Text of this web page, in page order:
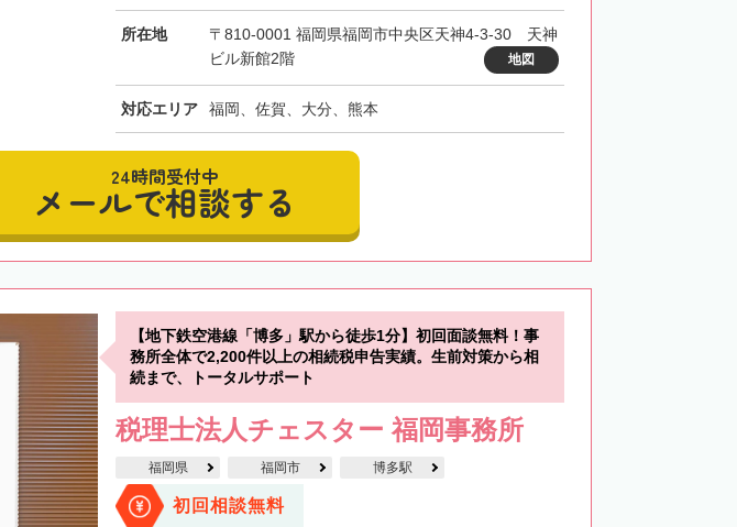
所在地
〒810-0001 福岡県福岡市中央区天神4-3-30 天神
ビル新館2階
地図
対応エリア 福岡、佐賀、大分、熊本
24時間受付中
メールで相談する
【地下鉄空港線「博多」駅から徒歩1分】初回面談無料！事
務所全体で2,200件以上の相続税申告実績。生前対策から相
続まで、トータルサポート
税理士法人チェスター 福岡事務所
福岡県 福岡市 博多駅
初回相談無料